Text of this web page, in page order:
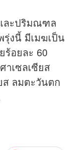
ละปริมณฑล
รุ่งนี้ มีเมฆเป็น
อยละ 60
เซลเซียส
ส ลมตะวันตก